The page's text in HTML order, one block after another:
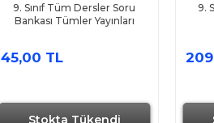
Stokta Tükendi
9. Sınıf Tüm Dersler Soru
Bankası Tümler Yayınları
45,00 TL
Hızlı Gönderi
9.